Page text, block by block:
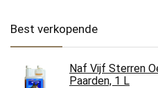
Best verkopende
Naf Vijf Sterren
Paarden, 1 L